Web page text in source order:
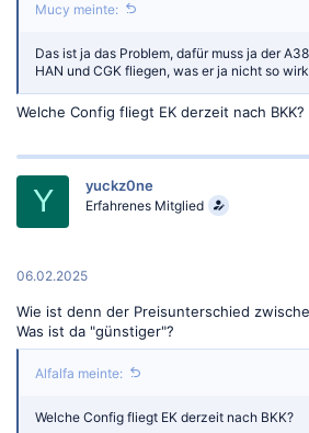
Mucy meinte:
Das ist ja das Problem, dafür muss ja der
HAN und CGK fliegen, was er ja nicht so
Welche Config fliegt EK derzeit nach BKK?
Y yuckz0ne
Erfahrenes Mitglied
06.02.2025
Wie ist denn der Preisunterschied
Was ist da "günstiger"?
Alfalfa meinte:
Welche Config fliegt EK derzeit nach BKK?